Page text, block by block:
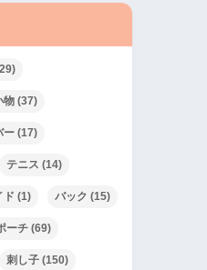
物 (37)
ー (17)
テニス (14)
ド (1) バック (15)
ーチ (69)
刺し子 (150)